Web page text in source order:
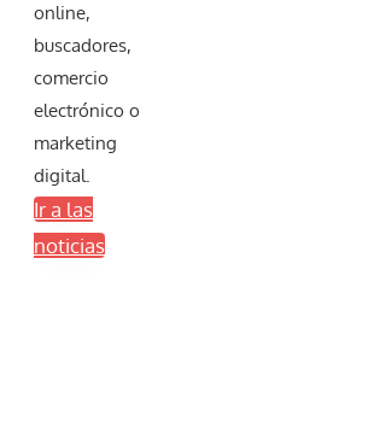
online,
buscadores,
comercio
electrónico o
marketing
digital.
Ir a las
noticias